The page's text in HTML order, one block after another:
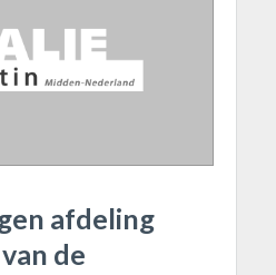
afdeling
de